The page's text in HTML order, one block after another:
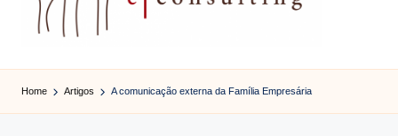
f
c
Home Artigos A comunicação externa da Família Empresária